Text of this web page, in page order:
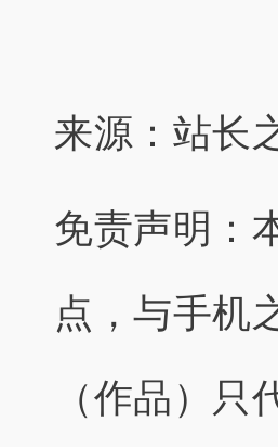
来源：站长
免责声明：
点，与手机
（作品）